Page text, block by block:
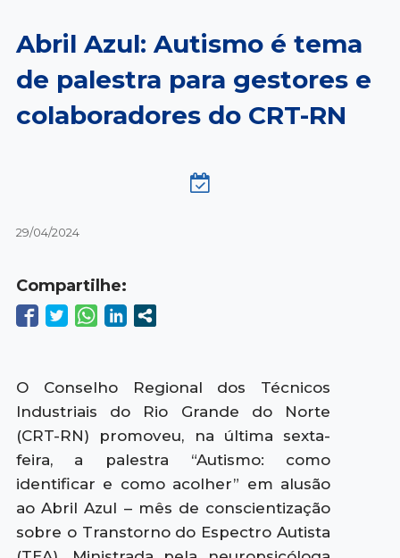
Abril Azul: Autismo é tema
de palestra para gestores e
colaboradores do CRT-RN
29/04/2024
Compartilhe:
O Conselho Regional dos Técnicos
Industriais do Rio Grande do Norte
(CRT-RN) promoveu, na última sexta-
feira, a palestra “Autismo: como
identificar e como acolher” em alusão
ao Abril Azul – mês de conscientização
sobre o Transtorno do Espectro Autista